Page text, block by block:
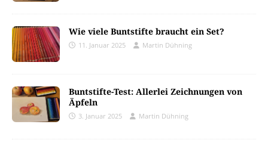
Wie viele Buntstifte braucht ein Set?
11. Januar 2025 Martin Dühning
Buntstifte-Test: Allerlei Zeichnungen von
Äpfeln
3. Januar 2025 Martin Dühning